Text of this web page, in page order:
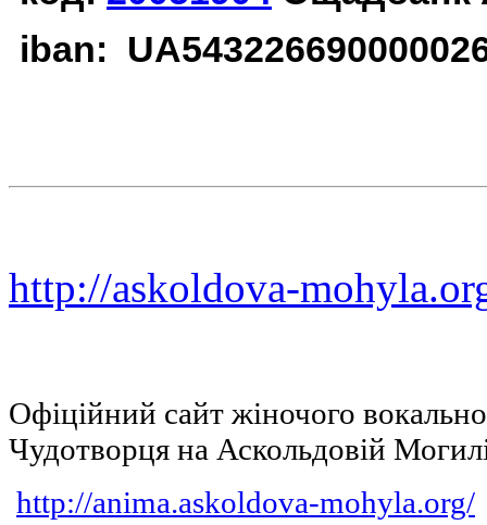
iban:
http://askoldova-
Офіційний сайт жіночого
Чудотворця на Аскольдовій
http://anima.askoldova-mohyla.org/